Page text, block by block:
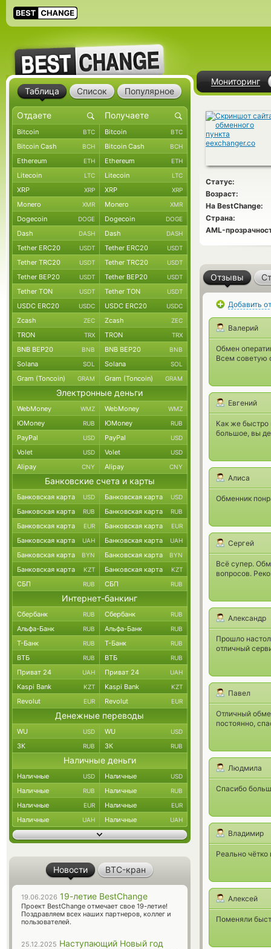
Мониторинг
Статус:
Возраст:
На BestChange:
Страна:
AML-
Отзывы
Добавить
Валерий
Обмен
Всем советую
Евгений
Как же быстро
большое, вы
Алиса
Обменник
Сергей
Всё супер.
вопросов.
Александр
Прошло
отличный
Павел
Отличный
постоянно,
Людмила
Спасибо
Владимир
Реально
Алексей
Поменяли
Таблица Список Популярное
Bitcoin BTC Bitcoin BTC
Bitcoin Cash BCH Bitcoin Cash BCH
Ethereum ETH Ethereum ETH
Litecoin LTC Litecoin LTC
XRP XRP XRP XRP
Monero XMR Monero XMR
Dogecoin DOGE Dogecoin DOGE
Dash DASH Dash DASH
Tether ERC20 USDT Tether ERC20 USDT
Tether TRC20 USDT Tether TRC20 USDT
Tether BEP20 USDT Tether BEP20 USDT
Tether TON USDT Tether TON USDT
USDC ERC20 USDC USDC ERC20 USDC
Zcash ZEC Zcash ZEC
TRON TRX TRON TRX
BNB BEP20 BNB BNB BEP20 BNB
Solana SOL Solana SOL
Gram (Toncoin) GRAM Gram (Toncoin) GRAM
Электронные деньги
WebMoney WMZ WebMoney WMZ
ЮMoney RUB ЮMoney RUB
PayPal USD PayPal USD
Volet USD Volet USD
Alipay CNY Alipay CNY
Банковские счета и карты
Банковская карта USD Банковская карта USD
Банковская карта RUB Банковская карта RUB
Банковская карта EUR Банковская карта EUR
Банковская карта UAH Банковская карта UAH
Банковская карта BYN Банковская карта BYN
Банковская карта KZT Банковская карта KZT
СБП RUB СБП RUB
Интернет-банкинг
Сбербанк RUB Сбербанк RUB
Альфа-Банк RUB Альфа-Банк RUB
Т-Банк RUB Т-Банк RUB
ВТБ RUB ВТБ RUB
Приват 24 UAH Приват 24 UAH
Kaspi Bank KZT Kaspi Bank KZT
Revolut EUR Revolut EUR
Денежные переводы
WU USD WU USD
ЗК RUB ЗК RUB
Наличные деньги
Наличные USD Наличные USD
Наличные RUB Наличные RUB
Наличные EUR Наличные EUR
Наличные UAH Наличные UAH
Новости BTC-кран
19.06.2026 19-летие BestChange
Проект BestChange отмечает свое 19-летие!
Поздравляем всех наших партнеров, коллег и
пользователей.
25.12.2025 Наступающий Новый год